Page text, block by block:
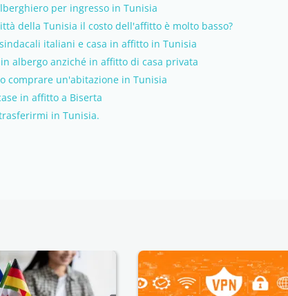
per ingresso in Tunisia
della Tunisia il costo dell'affitto è molto basso?
italiani e casa in affitto in Tunisia
albergo anziché in affitto di casa privata
comprare un'abitazione in Tunisia
in affitto a Biserta
in Tunisia.